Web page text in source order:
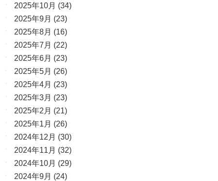
2025年10月 (34)
2025年9月 (23)
2025年8月 (16)
2025年7月 (22)
2025年6月 (23)
2025年5月 (26)
2025年4月 (23)
2025年3月 (23)
2025年2月 (21)
2025年1月 (26)
2024年12月 (30)
2024年11月 (32)
2024年10月 (29)
2024年9月 (24)